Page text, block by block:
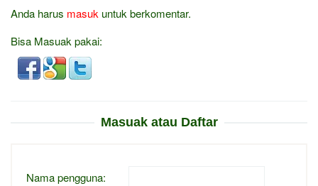
Anda harus masuk untuk berkomentar.
Bisa Masuak pakai:
Masuak atau Daftar
Nama pengguna: